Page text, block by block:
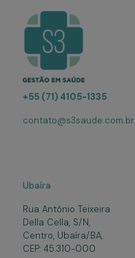
+55 (71) 4105-1335
contato@s3saude.com.br
Ubaíra
Rua Antônio Teixeira
Della Cella, S/N,
Centro, Ubaíra/BA,
CEP: 45.310-000